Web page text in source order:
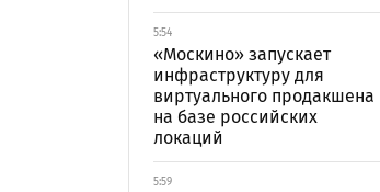
5:54
«Москино» запускает
инфраструктуру для
виртуального продакшена
на базе российских
локаций
5:59